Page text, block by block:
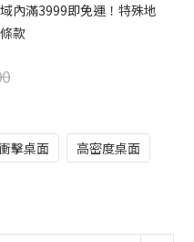
內滿3999即免運！特殊地
款
擊桌面
高密度桌面